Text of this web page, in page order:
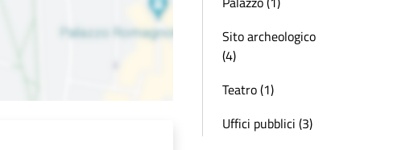
Sito archeologico
(4)
Teatro (1)
Uffici pubblici (3)